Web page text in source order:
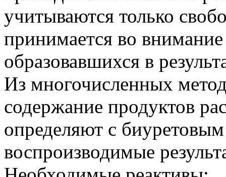
учитываются только
принимается во
образовавшихся в
Из многочисленных
содержание продуктов
определяют с
воспроизводимые